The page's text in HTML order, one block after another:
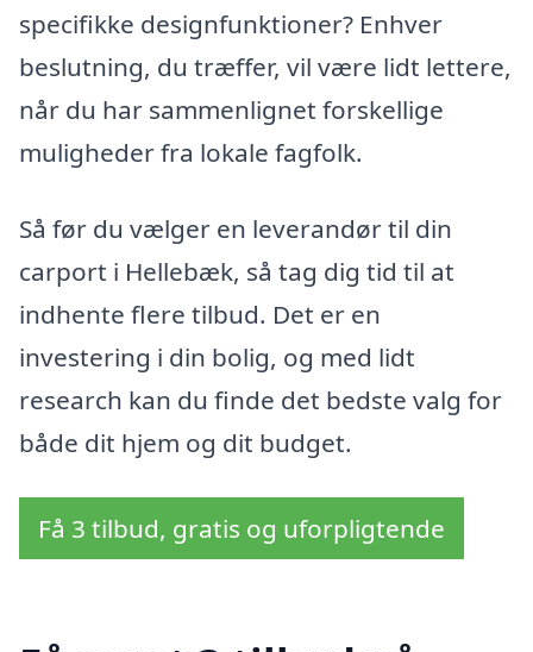
specifikke designfunktioner? Enhver
beslutning, du træffer, vil være lidt lettere,
når du har sammenlignet forskellige
muligheder fra lokale fagfolk.
Så før du vælger en leverandør til din
carport i Hellebæk, så tag dig tid til at
indhente flere tilbud. Det er en
investering i din bolig, og med lidt
research kan du finde det bedste valg for
både dit hjem og dit budget.
Få 3 tilbud, gratis og uforpligtende